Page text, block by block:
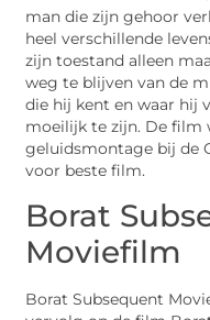
man die zijn gehoor
heel verschillende
zijn toestand alleen
weg te blijven van de
die hij kent en waar hij
moeilijk te zijn. De film
geluidsmontage bij de
voor beste film.
Borat
Moviefilm
Borat Subsequent